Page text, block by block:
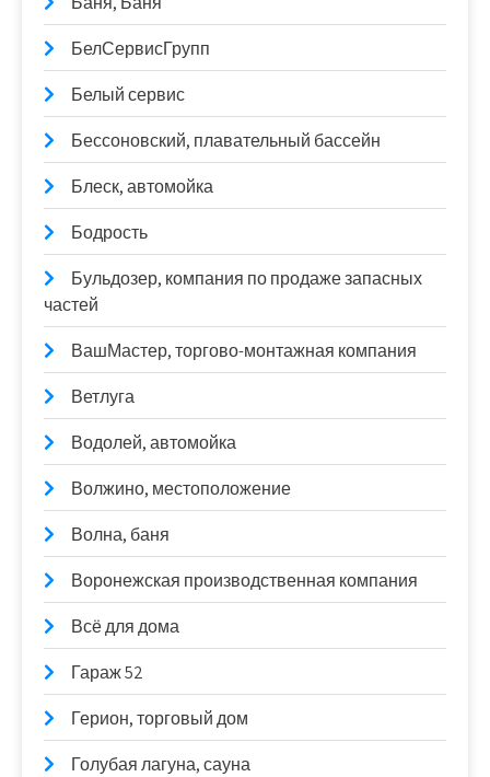
БелСервисГрупп
Белый сервис
Бессоновский, плавательный бассейн
Блеск, автомойка
Бодрость
Бульдозер, компания по продаже запасных
частей
ВашМастер, торгово-монтажная компания
Ветлуга
Водолей, автомойка
Волжино, местоположение
Волна, баня
Воронежская производственная компания
Всё для дома
Гараж 52
Герион, торговый дом
Голубая лагуна, сауна